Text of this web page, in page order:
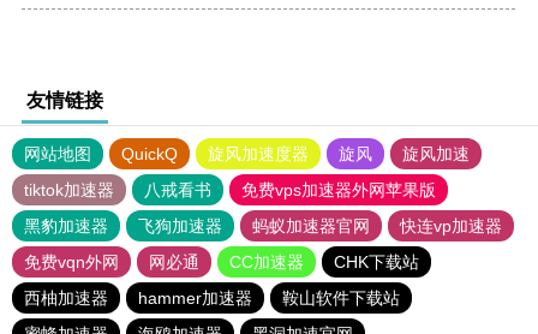
友情链接
网站地图 QuickQ 旋风加速度器 旋风
旋风加速
tiktok加速器
八戒看书
免费vps加速器外网苹果版
黑豹加速器
飞狗加速器 蚂蚁加速器官网
快连vp加速器
免费vqn外网
网必通 CC加速器
CHK下载站
西柚加速器
hammer加速器
鞍山软件下载站